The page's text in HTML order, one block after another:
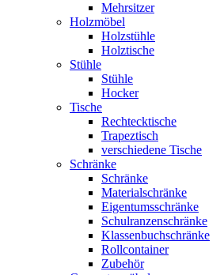
Mehrsitzer
Holzmöbel
Holzstühle
Holztische
Stühle
Stühle
Hocker
Tische
Rechtecktische
Trapeztisch
verschiedene Tische
Schränke
Schränke
Materialschränke
Eigentumsschränke
Schulranzenschränke
Klassenbuchschränke
Rollcontainer
Zubehör